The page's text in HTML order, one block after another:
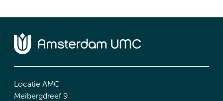
Locatie AMC
Meibergdreef 9